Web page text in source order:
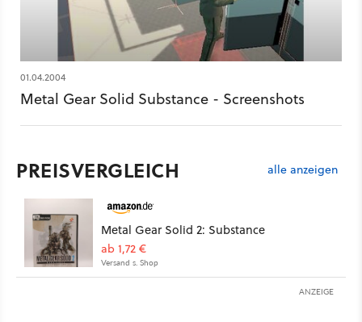
01.04.2004
Metal Gear Solid Substance - Screenshots
PREISVERGLEICH alle anzeigen
Metal Gear Solid 2: Substance
ab 1,72 €
Versand s. Shop
ANZEIGE